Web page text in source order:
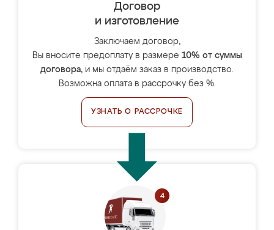
Договор
и изготовление
Заключаем договор,
Вы вносите предоплату в размере 10% от суммы
договора, и мы отдаём заказ в производство.
Возможна оплата в рассрочку без %.
УЗНАТЬ О РАССРОЧКЕ